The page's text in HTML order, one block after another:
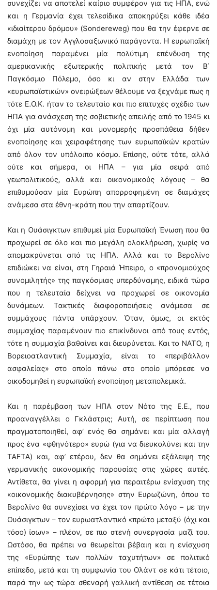
συνεχίζει να αποτελεί καίριο συμφέρον για τις ΗΠΑ, ενώ
και η Γερμανία έχει τελεσίδικα αποκηρύξει κάθε ιδέα
«ιδιαίτερου δρόμου» (Sondereweg) που θα την έφερνε σε
διαμάχη με τον Αγγλοσαξωνικό παράγοντα. Η ευρωπαϊκή
ενοποίηση παραμένει μία πολύτιμη επένδυση της
αμερικανικής εξωτερικής πολιτικής μετά τον Β΄
Παγκόσμιο Πόλεμο, όσο κι αν στην Ελλάδα των
«ευρωπαϊστικών» ονειρώξεων θέλουμε να ξεχνάμε πως η
τότε Ε.Ο.Κ. ήταν το τελευταίο και πιο επιτυχές σχέδιο των
ΗΠΑ για ανάσχεση της σοβιετικής απειλής από το 1945 κι
όχι μία αυτόνομη και μονομερής προσπάθεια δήθεν
ενοποίησης και χειραφέτησης των ευρωπαϊκών κρατών
από όλον τον υπόλοιπο κόσμο. Επίσης, ούτε τότε, αλλά
ούτε και σήμερα, οι ΗΠΑ – για μία σειρά από
γεωπολιτικούς, αλλά και οικονομικούς λόγους – θα
επιθυμούσαν μία Ευρώπη απορροφημένη σε διαμάχες
ανάμεσα στα έθνη-κράτη που την απαρτίζουν.
Και η Ουάσιγκτων επιθυμεί μία Ευρωπαϊκή Ένωση που θα
προχωρεί σε όλο και πιο μεγάλη ολοκλήρωση, χωρίς να
απομακρύνεται από τις ΗΠΑ. Αλλά και το Βερολίνο
επιδιώκει να είναι, στη Γηραιά Ήπειρο, ο «προνομιούχος
συνομιλητής» της παγκόσμιας υπερδύναμης, ειδικά τώρα
που η τελευταία δείχνει να προχωρεί σε οικονομία
δυνάμεων. Τακτικές διαφοροποιήσεις ανάμεσα σε
συμμάχους πάντα υπάρχουν. Όταν, όμως, οι εκτός
συμμαχίας παραμένουν πιο επικίνδυνοι από τους εντός,
τότε η συμμαχία βαθαίνει και διευρύνεται. Και το ΝΑΤΟ, η
Βορειοατλαντική Συμμαχία, είναι το «περιβάλλον
ασφαλείας» στο οποίο πάνω στο οποίο μπόρεσε να
οικοδομηθεί η ευρωπαϊκή ενοποίηση μεταπολεμικά.
Και η παρέμβαση των ΗΠΑ στον Νότο της Ε.Ε., που
προαναγγέλλει ο Γκλάστρις; Αυτή, σε περίπτωση που
πραγματοποιηθεί, αφ’ ενός θα σημάνει και μία αλλαγή
προς ένα «φθηνότερο» ευρώ (για να διευκολύνει και την
TAFTA) και, αφ’ ετέρου, δεν θα σημάνει εξάλειψη της
γερμανικής οικονομικής παρουσίας στις χώρες αυτές.
Αντίθετα, θα γίνει η αφορμή για περαιτέρω ενίσχυση της
«οικονομικής διακυβέρνησης» στην Ευρωζώνη, όπου το
Βερολίνο θα συνεχίσει να έχει τον πρώτο λόγο – με την
Ουάσιγκτων – τον ευρωατλαντικό «πρώτο μεταξύ (όχι και
τόσο) ίσων» – πλέον, σε πιο στενή συνεργασία μαζί του.
Ωστόσο, θα πρέπει να θεωρείται βέβαιη και η ενίσχυση
της «Ευρώπης των πολλών ταχυτήτων» σε πολιτικό
επίπεδο, μετά και τη συμφωνία του Ολάντ σε κάτι τέτοιο,
παρά την ως τώρα σθεναρή γαλλική αντίθεση σε τέτοια